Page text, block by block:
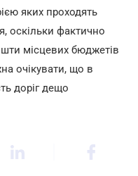
яких проходять
оскільки фактично
місцевих бюджетів
очікувати, що в
доріг дещо